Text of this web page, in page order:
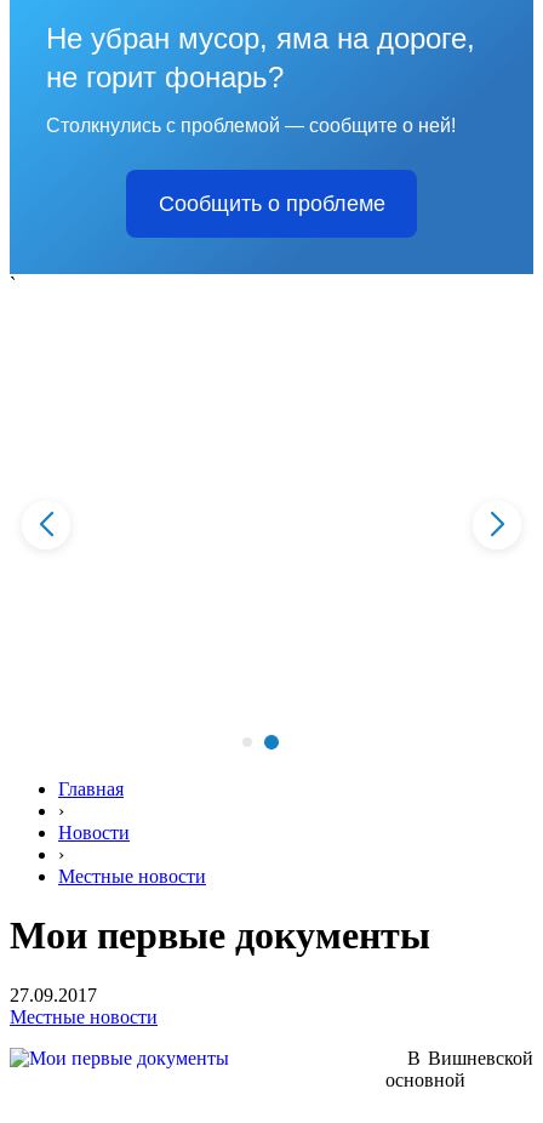
Не убран мусор, яма на дороге,
не горит фонарь?
Столкнулись с проблемой — сообщите о ней!
Сообщить о проблеме
`
Главная
›
Новости
›
Местные новости
Мои первые документы
27.09.2017
Местные новости
В Вишневской
основной